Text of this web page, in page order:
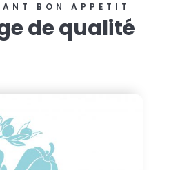
BON APPÉTIT
de qualité